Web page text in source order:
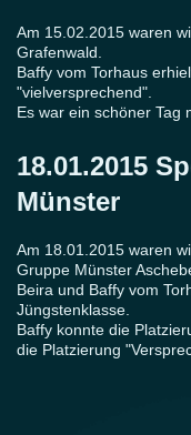
Am 15.02.2015 waren
Grafenwald.
Baffy vom Torhaus
"vielversprechend".
Es war ein schöner Tag
18.01.2015
Münster
Am 18.01.2015 waren
Gruppe Münster
Beira und Baffy vom
Jüngstenklasse.
Baffy konnte die
die Platzierung